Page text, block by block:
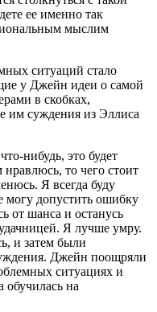
ее именно так
мыслим
ситуаций стало
у Джейн идеи о самой
в скобках,
им суждения из Эллиса
нибудь, это будет
нравлюсь, то чего стоит
Я всегда буду
могу допустить ошибку
oт шанса и останусь
Я лучше умру.
и затем были
Джейн поощряли
ситуациях и
обучилась на